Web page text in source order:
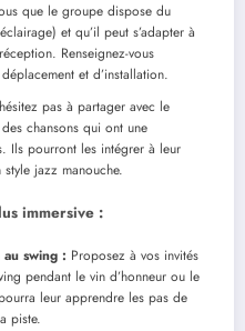
que le groupe dispose du
et qu’il peut s’adapter à
Renseignez-vous
et d’installation.
pas à partager avec le
chansons qui ont une
Ils pourront les intégrer à leur
jazz manouche.
immersive :
swing : Proposez à vos invités
pendant le vin d’honneur ou le
leur apprendre les pas de
piste.